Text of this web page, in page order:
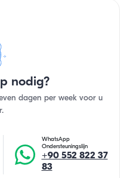
nodig?
dagen per week voor u
WhatsApp
Ondersteuningslijn
+90 552 822 37
83